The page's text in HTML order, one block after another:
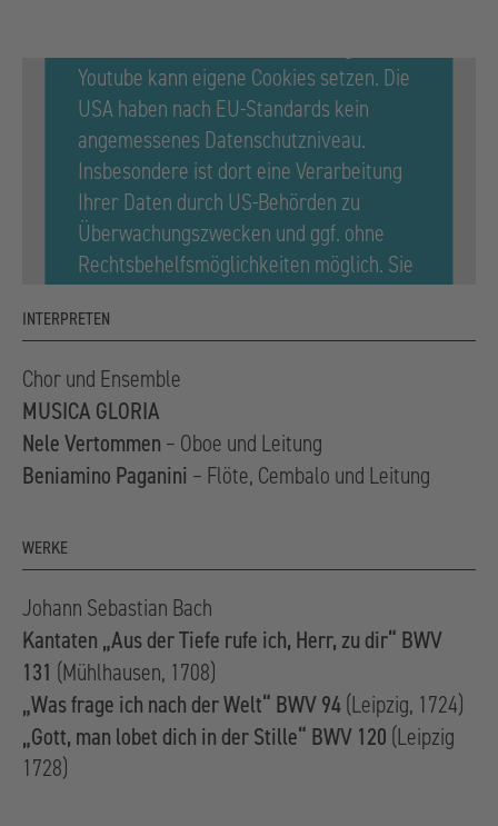
Youtube kann eigene Cookies setzen. Die
USA haben nach EU-Standards kein
angemessenes Datenschutzniveau.
Insbesondere ist dort eine Verarbeitung
Ihrer Daten durch US-Behörden zu
Überwachungszwecken und ggf. ohne
Rechtsbehelfsmöglichkeiten möglich. Sie
können Ihre Einwilligung jederzeit
widerrufen. Weitere Informationen finden
INTERPRETEN
Chor und Ensemble
MUSICA GLORIA
Nele Vertommen – Oboe und Leitung
Beniamino Paganini – Flöte, Cembalo und Leitung
WERKE
Johann Sebastian Bach
Kantaten „Aus der Tiefe rufe ich, Herr, zu dir“ BWV
131 (Mühlhausen, 1708)
„Was frage ich nach der Welt“ BWV 94(Leipzig, 1724)
„Gott, man lobet dich in der Stille“ BWV 120 (Leipzig
1728)